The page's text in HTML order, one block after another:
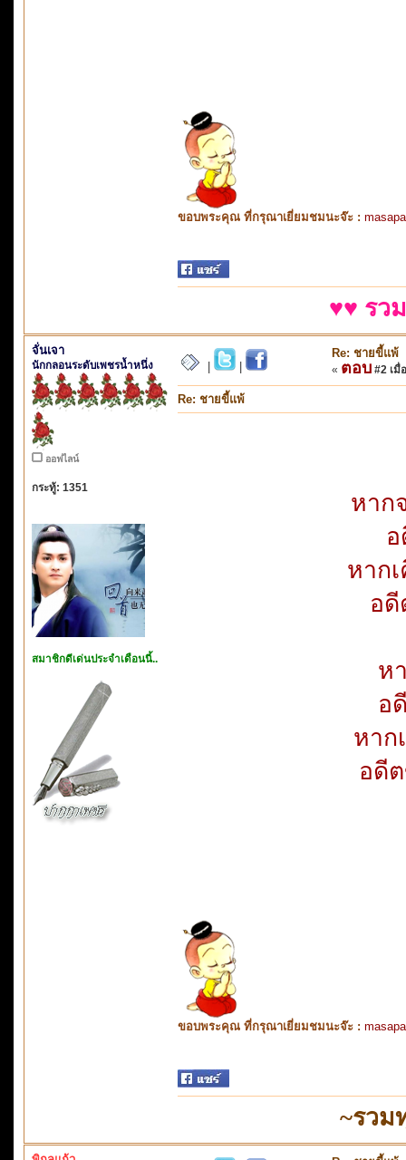
ขอบพระคุณ ที่กรุณาเยี่ยมชมนะจ๊ะ :
♥♥ รว
จั่นเจา
นักกลอนระดับเพชรน้ำหนึ่ง
ออฟไลน์
กระทู้: 1351
สมาชิกดีเด่นประจำเดือนนี้..
Re: ชายขี้แพ้
« ตอบ #2 เมื่
Re: ชายขี้แพ้
หาก
หาก
อ
ห
อ
หาก
อดี
ขอบพระคุณ ที่กรุณาเยี่ยมชมนะจ๊ะ :
~รวม